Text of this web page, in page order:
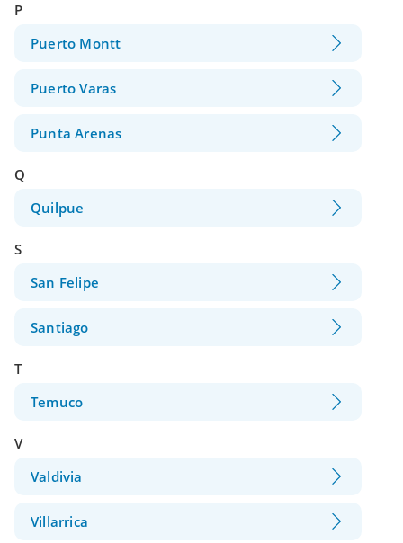
P
Puerto Montt
Puerto Varas
Punta Arenas
Q
Quilpue
S
San Felipe
Santiago
T
Temuco
V
Valdivia
Villarrica